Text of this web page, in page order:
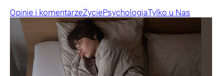
Opinie i komentarzeŻyciePsychologiaTylko u Nas